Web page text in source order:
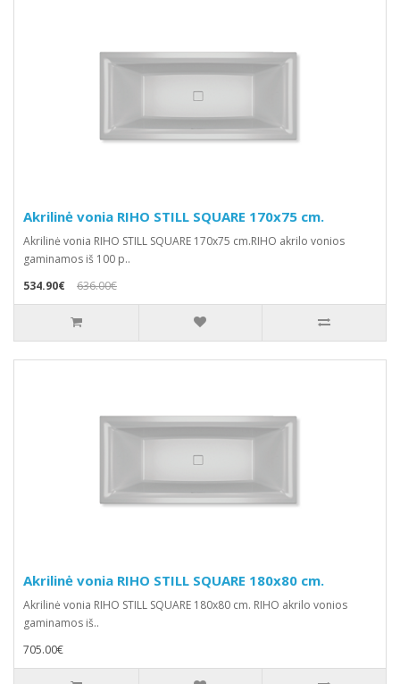
Akrilinė vonia RIHO STILL SQUARE 170x75 cm.
Akrilinė vonia RIHO STILL SQUARE 170x75 cm.RIHO akrilo vonios
gaminamos iš 100 p..
534.90€
636.00€
Akrilinė vonia RIHO STILL SQUARE 180x80 cm.
Akrilinė vonia RIHO STILL SQUARE 180x80 cm. RIHO akrilo vonios
gaminamos iš..
705.00€